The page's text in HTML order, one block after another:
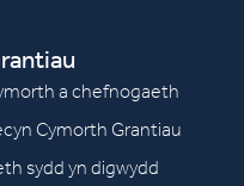
a chefnogaeth
Cymorth Grantiau
sydd yn digwydd